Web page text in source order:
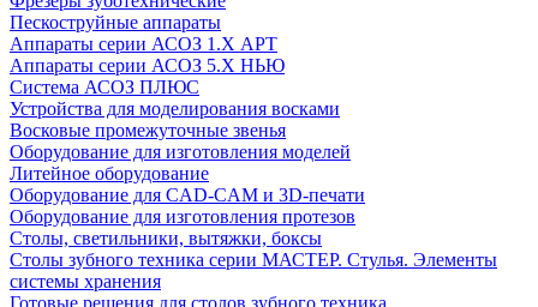
Пескоструйные аппараты
Аппараты серии АСОЗ 1.Х АРТ
Аппараты серии АСОЗ 5.Х НЬЮ
Система АСОЗ ПЛЮС
Устройства для моделирования восками
Восковые промежуточные звенья
Оборудование для изготовления моделей
Литейное оборудование
Оборудование для CAD-CAM и 3D-печати
Оборудование для изготовления протезов
Cтолы, светильники, вытяжки, боксы
Столы зубного техника серии МАСТЕР. Стулья. Элементы
системы хранения
Готовые решения для столов зубного техника